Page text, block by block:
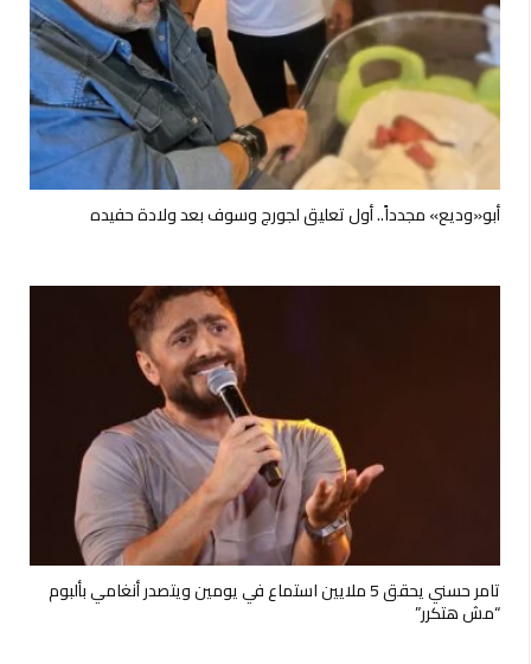
أبو«وديع» مجدداً.. أول تعليق لجورج وسوف بعد ولادة حفيده
تامر حسني يحقق 5 ملايين استماع في يومين ويتصدر أنغامي بألبوم
“مش هتكرر”